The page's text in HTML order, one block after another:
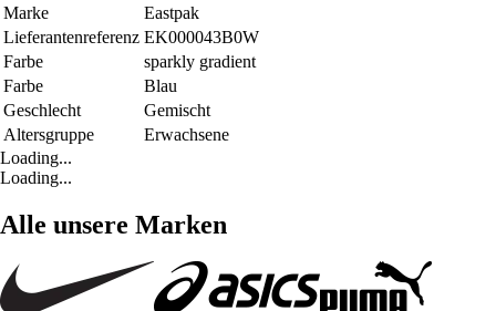
Marke
Eastpak
Lieferantenreferenz EK000043B0W
Farbe
sparkly gradient
Farbe
Blau
Geschlecht
Gemischt
Altersgruppe
Erwachsene
Loading...
Loading...
Alle unsere Marken